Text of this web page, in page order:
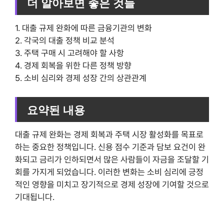
1. 대출 규제 완화에 따른 금융기관의 변화
2. 각국의 대출 정책 비교 분석
3. 주택 구매 시 고려해야 할 사항
4. 경제 회복을 위한 다른 정책 방향
5. 소비 심리와 경제 성장 간의 상관관계
요약된 내용
대출 규제 완화는 경제 회복과 주택 시장 활성화를 목표로
하는 중요한 정책입니다. 신용 점수 기준과 담보 요건이 완
화되고 금리가 인하되면서 많은 사람들이 자금을 조달할 기
회를 가지게 되었습니다. 이러한 변화는 소비 심리에 긍정
적인 영향을 미치고 장기적으로 경제 성장에 기여할 것으로
기대됩니다.